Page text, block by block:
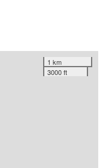
1 km
3000 ft